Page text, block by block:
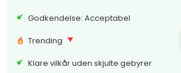
Godkendelse: Acceptabel
Trending
Klare vilkår uden skjulte gebyrer